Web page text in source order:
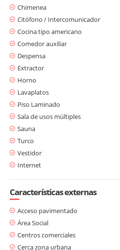
Chimenea
Citófono / Intercomunicador
Cocina tipo americano
Comedor auxiliar
Despensa
Extractor
Horno
Lavaplatos
Piso Laminado
Sala de usos múltiples
Sauna
Turco
Vestidor
Internet
Características externas
Acceso pavimentado
Área Social
Centros comerciales
Cerca zona urbana